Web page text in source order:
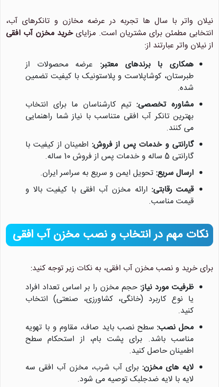
نیلان واتر با سال ها تجربه در عرضه مخازن و تانکرهای آب،
انتخابی مطمئن برای مشتریان است. مزایایخرید مخزن آب افقی
از نیلان واتر عبارتند از:
همکاری با برندهای معتبر: عرضه محصولات از
طبرستان، کوشاپلاست و پلاستونیک با کیفیت تضمین
شده.
مشاوره تخصصی:تیم کارشناسان ما برای انتخاب
بهترین تانکر آب افقی متناسب با نیاز شما راهنمایی
می کنند.
گارانتی و خدمات پس از فروش: اطمینان از کیفیت با
گارانتی 5 ساله و خدمات پس از فروش 10 ساله.
ارسال سریع:تحویل ایمن و سریع به سراسر ایران.
قیمت رقابتی: ارائه مخزن آب افقی با کیفیت بالا و
قیمت مناسب.
نکات مهم در انتخاب و نصب مخزن آب افقی
برای خرید و نصب مخزن آب افقی، به نکات زیر توجه کنید:
ظرفیت مورد نیاز: حجم مخزن را بر اساس تعداد افراد
یا نوع کاربرد (خانگی، کشاورزی، صنعتی) انتخاب
کنید.
محل نصب: سطح نصب باید صاف، مقاوم و با تهویه
مناسب باشد. برای پشت بام، از استحکام سطح
اطمینان حاصل کنید.
لایه های مخزن: برای آب شرب، مخزن آب افقی سه
لایه با لایه ضدجلبک توصیه می شود.